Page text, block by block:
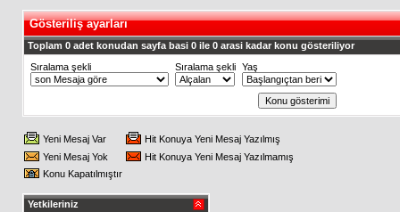
Gösteriliş ayarları
Toplam 0 adet konudan sayfa basi 0 ile 0 arasi kadar konu gösteriliyor
Sıralama şekli
Sıralama şekli Yaş
Yeni Mesaj Var
Hit Konuya Yeni Mesaj Yazılmış
Yeni Mesaj Yok
Hit Konuya Yeni Mesaj Yazılmamış
Konu Kapatılmıştır
Yetkileriniz